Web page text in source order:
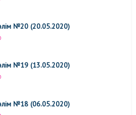
№20 (20.05.2020)
№19 (13.05.2020)
№18 (06.05.2020)